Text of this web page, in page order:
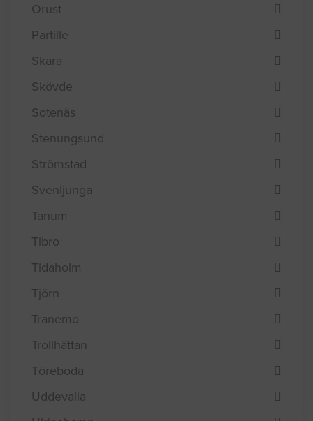
Orust
Partille
Skara
Skövde
Sotenäs
Stenungsund
Strömstad
Svenljunga
Tanum
Tibro
Tidaholm
Tjörn
Tranemo
Trollhättan
Töreboda
Uddevalla